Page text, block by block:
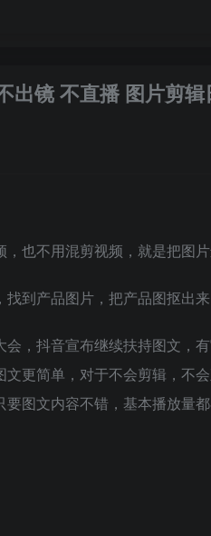
出镜 不直播 图片剪
也不用混剪视频，就是把图
到产品图片，把产品图抠出
会，抖音宣布继续扶持图文，
文更简单，对于不会剪辑，不
要图文内容不错，基本播放量